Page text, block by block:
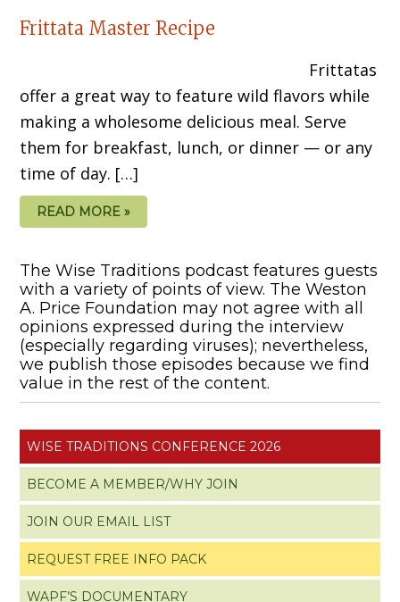
Frittata Master Recipe
Frittatas
offer a great way to feature wild flavors while
making a wholesome delicious meal. Serve
them for breakfast, lunch, or dinner — or any
time of day. […]
READ MORE »
The Wise Traditions podcast features guests
with a variety of points of view. The Weston
A. Price Foundation may not agree with all
opinions expressed during the interview
(especially regarding viruses); nevertheless,
we publish those episodes because we find
value in the rest of the content.
WISE TRADITIONS CONFERENCE 2026
BECOME A MEMBER/WHY JOIN
JOIN OUR EMAIL LIST
REQUEST FREE INFO PACK
WAPF’S DOCUMENTARY